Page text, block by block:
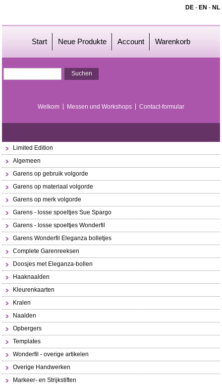
DE- EN - NL
Start Neue Produkte Account Warenkorb
Welkom Messen und Workshops Contact-formular
Limited Edition
Algemeen
Garens op gebruik volgorde
Garens op materiaal volgorde
Garens op merk volgorde
Garens - losse spoeltjes Sue Spargo
Garens - losse spoeltjes Wonderfil
Garens Wonderfil Eleganza bolletjes
Complete Garenreeksen
Doosjes met Eleganza-bollen
Haaknaalden
Kleurenkaarten
Kralen
Naalden
Opbergers
Templates
Wonderfil - overige artikelen
Overige Handwerken
Markeer- en Strijkstiften